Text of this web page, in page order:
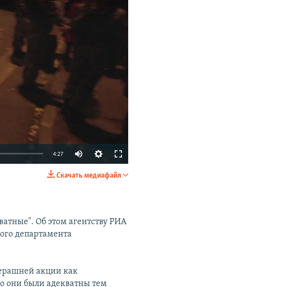
SHARE
4:27
Скачать медиафайл
Об этом агентству РИА
департамента
акции как
они были адекватны тем